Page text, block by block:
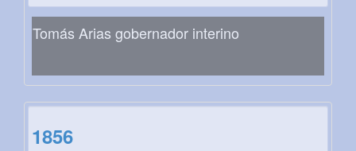
Tomás Arias gobernador interino
1856